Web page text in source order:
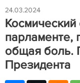
24.03.2024
Космический
парламенте,
общая боль.
Президента